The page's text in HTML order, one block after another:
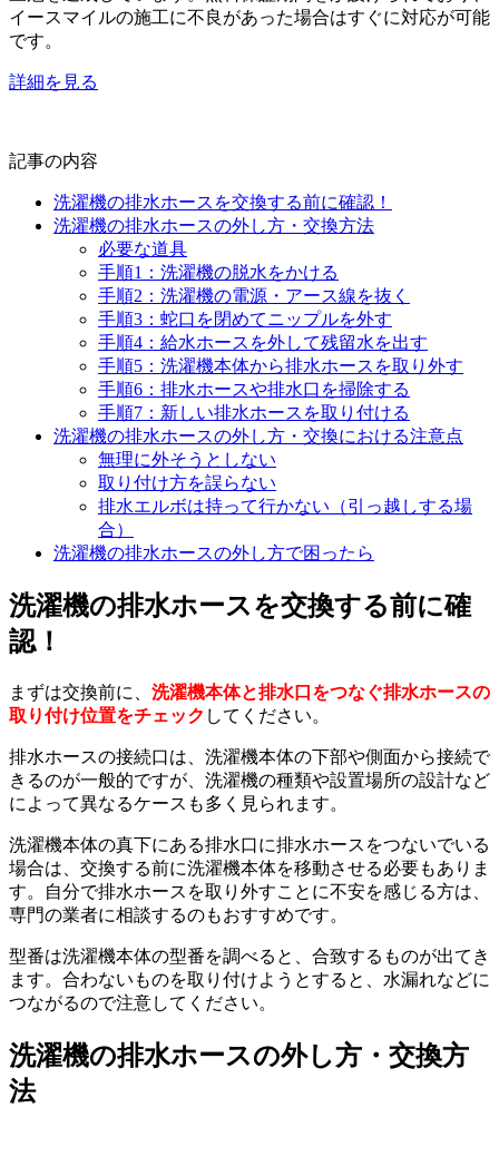
イースマイルの施工に不良があった場合はすぐに対応が可能
です。
詳細を見る
記事の内容
洗濯機の排水ホースを交換する前に確認！
洗濯機の排水ホースの外し方・交換方法
必要な道具
手順1：洗濯機の脱水をかける
手順2：洗濯機の電源・アース線を抜く
手順3：蛇口を閉めてニップルを外す
手順4：給水ホースを外して残留水を出す
手順5：洗濯機本体から排水ホースを取り外す
手順6：排水ホースや排水口を掃除する
手順7：新しい排水ホースを取り付ける
洗濯機の排水ホースの外し方・交換における注意点
無理に外そうとしない
取り付け方を誤らない
排水エルボは持って行かない（引っ越しする場
合）
洗濯機の排水ホースの外し方で困ったら
洗濯機の排水ホースを交換する前に確
認！
まずは交換前に、 洗濯機本体と排水口をつなぐ排水ホースの
取り付け位置をチェック してください。
排水ホースの接続口は、洗濯機本体の下部や側面から接続で
きるのが一般的ですが、洗濯機の種類や設置場所の設計など
によって異なるケースも多く見られます。
洗濯機本体の真下にある排水口に排水ホースをつないでいる
場合は、交換する前に洗濯機本体を移動させる必要もありま
す。自分で排水ホースを取り外すことに不安を感じる方は、
専門の業者に相談するのもおすすめです。
型番は洗濯機本体の型番を調べると、合致するものが出てき
ます。合わないものを取り付けようとすると、水漏れなどに
つながるので注意してください。
洗濯機の排水ホースの外し方・交換方
法